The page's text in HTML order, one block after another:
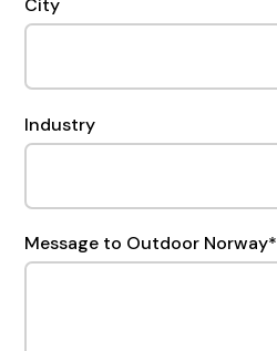
City
Industry
Message to Outdoor Norway*